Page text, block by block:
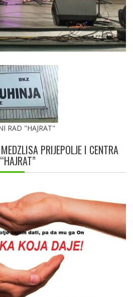
RAD "HAJRAT"
PRIJEPOLJE I CENTRA